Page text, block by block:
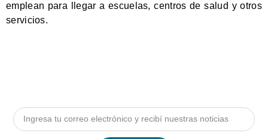
emplean para llegar a escuelas, centros de salud y otros
servicios.